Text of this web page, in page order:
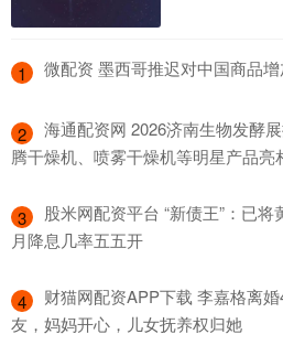
1 微配资 墨西哥推迟对中国商品
2
海通配资网 2026济南生物发酵
腾干燥机、喷雾干燥机等明星产品亮
3
股米网配资平台 “新债王”：已
月降息几率五五开
4
财猫网配资APP下载 李嘉格离
友，妈妈开心，儿女抚养权归她